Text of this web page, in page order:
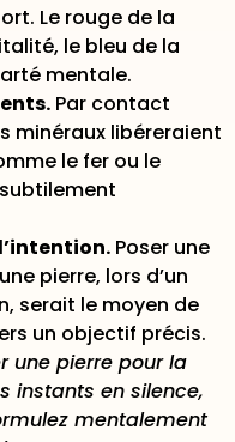
Le rouge de la
le bleu de la
mentale.
Par contact
minéraux libéreraient
le fer ou le
Poser une
pierre, lors d’un
serait le moyen de
un objectif précis.
une pierre pour la
instants en silence,
mentalement